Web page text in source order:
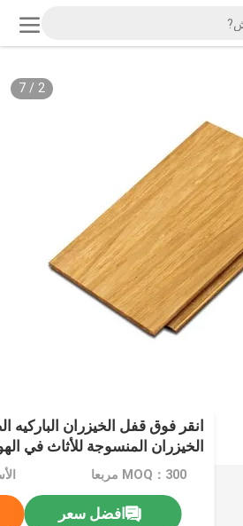
2
/
7
انقر فوق قفل الخيزران الباركيه
الخيزران المنسوجة للأثاث في
المغلقة
MOQ：300 مربعا
افضل سعر